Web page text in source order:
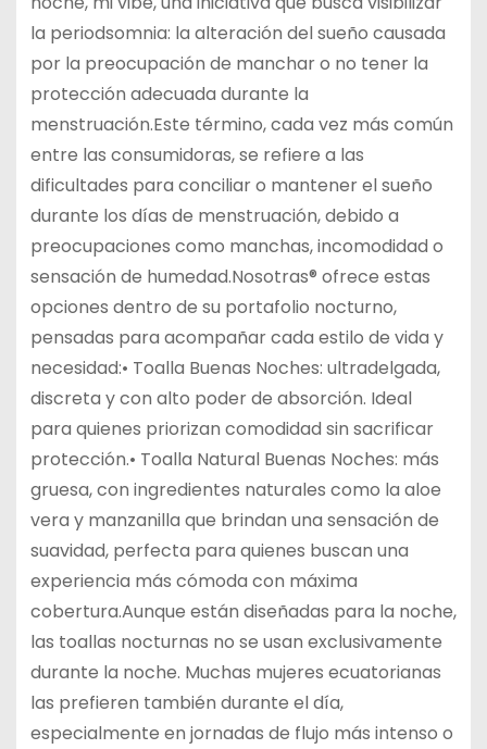
la periodsomnia: la alteración del sueño causada
por la preocupación de manchar o no tener la
protección adecuada durante la
menstruación.Este término, cada vez más común
entre las consumidoras, se refiere a las
dificultades para conciliar o mantener el sueño
durante los días de menstruación, debido a
preocupaciones como manchas, incomodidad o
sensación de humedad.Nosotras® ofrece estas
opciones dentro de su portafolio nocturno,
pensadas para acompañar cada estilo de vida y
necesidad:• Toalla Buenas Noches: ultradelgada,
discreta y con alto poder de absorción. Ideal
para quienes priorizan comodidad sin sacrificar
protección.• Toalla Natural Buenas Noches: más
gruesa, con ingredientes naturales como la aloe
vera y manzanilla que brindan una sensación de
suavidad, perfecta para quienes buscan una
experiencia más cómoda con máxima
cobertura.Aunque están diseñadas para la noche,
las toallas nocturnas no se usan exclusivamente
durante la noche. Muchas mujeres ecuatorianas
las prefieren también durante el día,
especialmente en jornadas de flujo más intenso o